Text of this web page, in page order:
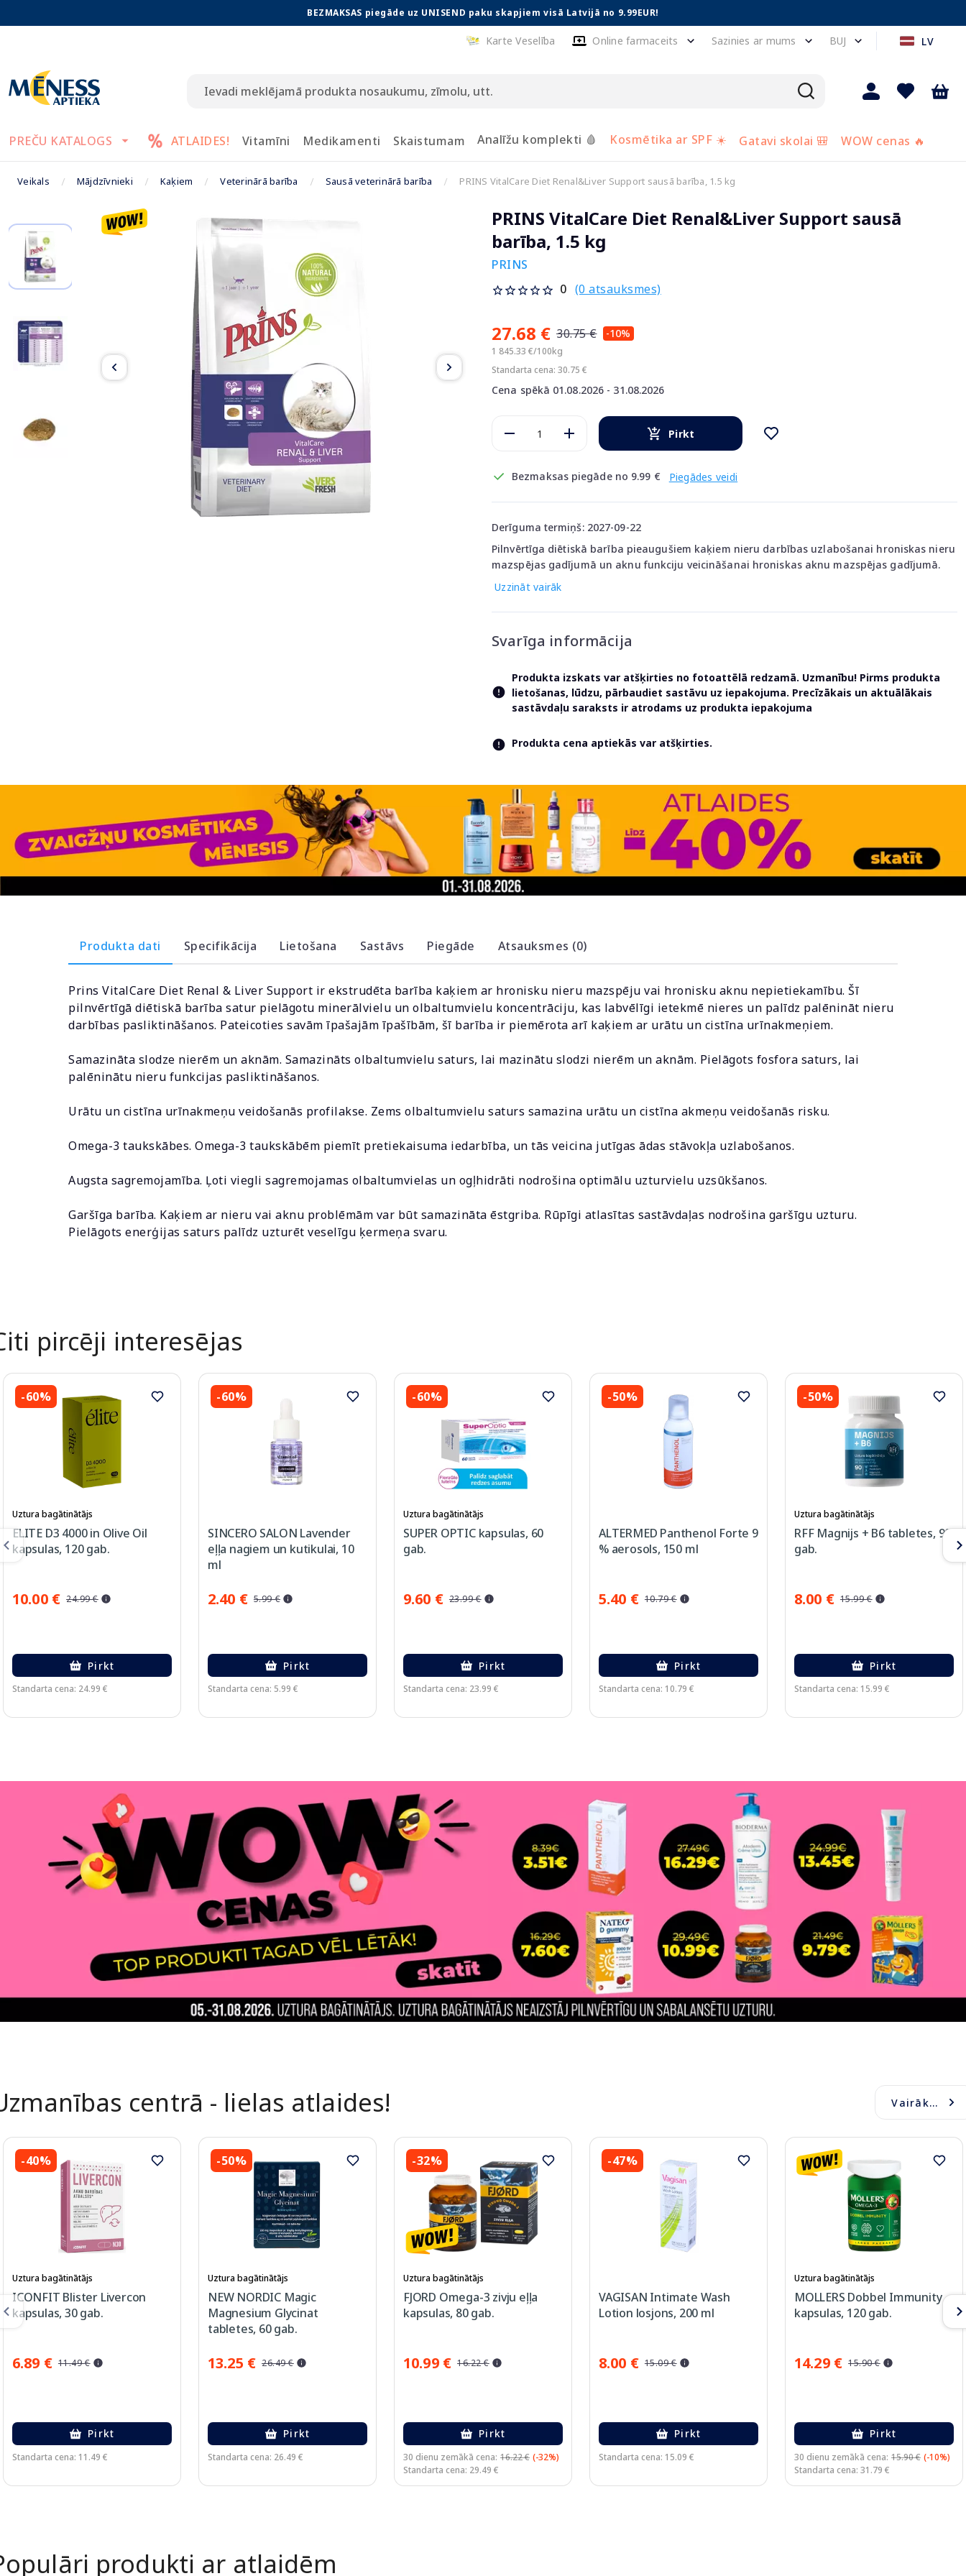
BEZMAKSAS piegāde uz UNISEND paku skapjiem visā Latvijā no 9.99EUR!
Karte Veselība Online farmaceits Sazinies ar mums BUJ LV
PREČU KATALOGS ATLAIDES! Vitamīni Medikamenti Skaistumam Analīžu komplekti 🩸 Kosmētika ar SPF ☀️ Gatavi skolai 🎒 WOW cenas 🔥
Veikals Mājdzīvnieki Kaķiem Veterinārā barība Sausā veterinārā barība PRINS VitalCare Diet Renal&Liver Support sausā barība, 1.5 kg
Item
PRINS VitalCare Diet Renal&Liver Support sausā
barība, 1.5 kg
PRINS
0 (0 atsauksmes)
27.68 € 30.75 € -10%
1 845.33 €/100kg
Standarta cena: 30.75 €
Cena spēkā 01.08.2026 - 31.08.2026
Pirkt
Bezmaksas piegāde no 9.99 € Piegādes veidi
Derīguma termiņš: 2027-09-22
Pilnvērtīga diētiskā barība pieaugušiem kaķiem nieru darbības uzlabošanai hroniskas nieru
mazspējas gadījumā un aknu funkciju veicināšanai hroniskas aknu mazspējas gadījumā.
Uzzināt vairāk
Svarīga informācija
Produkta izskats var atšķirties no fotoattēlā redzamā. Uzmanību! Pirms produkta
lietošanas, lūdzu, pārbaudiet sastāvu uz iepakojuma. Precīzākais un aktuālākais
sastāvdaļu saraksts ir atrodams uz produkta iepakojuma
Produkta cena aptiekās var atšķirties.
Produkta dati Specifikācija Lietošana Sastāvs Piegāde Atsauksmes (0)
Prins VitalCare Diet Renal & Liver Support ir ekstrudēta barība kaķiem ar hronisku nieru mazspēju vai hronisku aknu nepietiekamību. Šī
pilnvērtīgā diētiskā barība satur pielāgotu minerālvielu un olbaltumvielu koncentrāciju, kas labvēlīgi ietekmē nieres un palīdz palēnināt nieru
darbības pasliktināšanos. Pateicoties savām īpašajām īpašībām, šī barība ir piemērota arī kaķiem ar urātu un cistīna urīnakmeņiem.
Samazināta slodze nierēm un aknām. Samazināts olbaltumvielu saturs, lai mazinātu slodzi nierēm un aknām. Pielāgots fosfora saturs, lai
palēninātu nieru funkcijas pasliktināšanos.
Urātu un cistīna urīnakmeņu veidošanās profilakse. Zems olbaltumvielu saturs samazina urātu un cistīna akmeņu veidošanās risku.
Omega-3 taukskābes. Omega-3 taukskābēm piemīt pretiekaisuma iedarbība, un tās veicina jutīgas ādas stāvokļa uzlabošanos.
Augsta sagremojamība. Ļoti viegli sagremojamas olbaltumvielas un ogļhidrāti nodrošina optimālu uzturvielu uzsūkšanos.
Garšīga barība. Kaķiem ar nieru vai aknu problēmām var būt samazināta ēstgriba. Rūpīgi atlasītas sastāvdaļas nodrošina garšīgu uzturu.
Pielāgots enerģijas saturs palīdz uzturēt veselīgu ķermeņa svaru.
pircēji interesējas
-60%
Uztura bagātinātājs
ELITE D3 4000 in Olive Oil
kapsulas, 120 gab.
10.00 € 24.99 €
Pirkt
Standarta cena: 24.99 €
-60%
SINCERO SALON Lavender
eļļa nagiem un kutikulai, 10
ml
2.40 € 5.99 €
Pirkt
Standarta cena: 5.99 €
-60%
Uztura bagātinātājs
SUPER OPTIC kapsulas, 60
gab.
9.60 € 23.99 €
Pirkt
Standarta cena: 23.99 €
-50%
ALTERMED Panthenol Forte 9
% aerosols, 150 ml
5.40 € 10.79 €
Pirkt
Standarta cena: 10.79 €
-50%
Uztura bagātinātājs
RFF Magnijs + B6 tabletes, 90
gab.
8.00 € 15.99 €
Pirkt
Standarta cena: 15.99 €
centrā - lielas atlaides! Vairāk...
-40%
Uztura bagātinātājs
ICONFIT Blister Livercon
kapsulas, 30 gab.
6.89 € 11.49 €
Pirkt
Standarta cena: 11.49 €
-50%
Uztura bagātinātājs
NEW NORDIC Magic
Magnesium Glycinat
tabletes, 60 gab.
13.25 € 26.49 €
Pirkt
Standarta cena: 26.49 €
-32%
Uztura bagātinātājs
FJORD Omega-3 zivju eļļa
kapsulas, 80 gab.
10.99 € 16.22 €
Pirkt
30 dienu zemākā cena: 16.22 € (-32%)
Standarta cena: 29.49 €
-47%
VAGISAN Intimate Wash
Lotion losjons, 200 ml
8.00 € 15.09 €
Pirkt
Standarta cena: 15.09 €
Uztura bagātinātājs
MOLLERS Dobbel Immunity
kapsulas, 120 gab.
14.29 € 15.90 €
Pirkt
30 dienu zemākā cena: 15.90 € (-10%)
Standarta cena: 31.79 €
produkti ar atlaidēm